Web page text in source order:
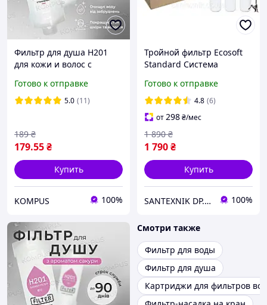
Фильтр для душа H201
для кожи и волос с
STRAWBERRY
Готово к отправке
5.0 (11)
179.55₴
189 ₴
Купить
KOMPUS 100%
Тройной фильтр Ecosoft
Standard Система
(FMV3ECOSTD)
Готово к отправке
4.8 (6)
от298₴/мес
1 790₴
1 890 ₴
Купить
SANTEXNIK DP.UA 100%
Смотри также
Фильтр для воды
Фильтр для душа
Картриджи для фильтров